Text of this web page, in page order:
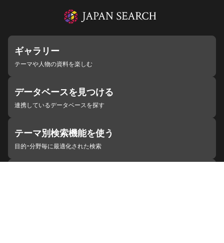
ギャラリー
テーマや人物の資料を楽しむ
データベースを見つける
連携しているデータベースを探す
テーマ別検索機能を使う
目的・分野毎に最適化された検索